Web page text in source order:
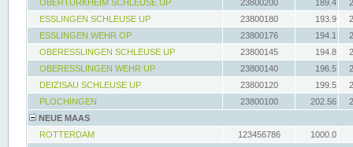
OBERTÜRKHEIM SCHLEUSE UP
23800200 189.4
ESSLINGEN SCHLEUSE UP
23800180 193.9
ESSLINGEN WEHR OP
23800176 194.1
OBERESSLINGEN SCHLEUSE UP
23800145 194.8
OBERESSLINGEN WEHR UP
23800140 196.5
DEIZISAU SCHLEUSE UP
23800120 199.5
PLOCHINGEN
23800100 202.56
NEUE MAAS
ROTTERDAM
123456786
1000.0